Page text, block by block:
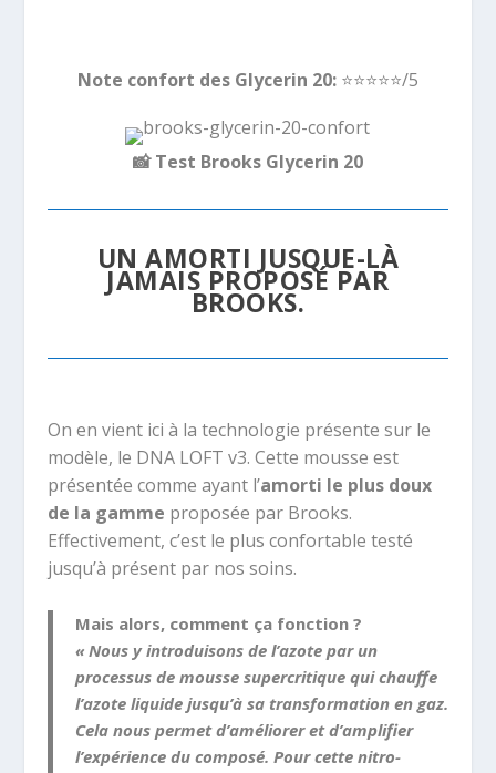
Note confort des Glycerin 20: ⭐️⭐️⭐️⭐️⭐️/5
📸Test Brooks Glycerin 20
UN AMORTI JUSQUE-LÀ
JAMAIS PROPOSÉ PAR
BROOKS.
On en vient ici à la technologie présente sur le
modèle, le DNA LOFT v3. Cette mousse est
présentée comme ayant l’amorti le plus doux
de la gamme proposée par Brooks.
Effectivement, c’est le plus confortable testé
jusqu’à présent par nos soins.
Mais alors, comment ça fonction ?
« Nous y introduisons de l’azote par un
processus de mousse supercritique qui chauffe
l’azote liquide jusqu’à sa transformation en gaz.
Cela nous permet d’améliorer et d’amplifier
l’expérience du composé. Pour cette nitro-